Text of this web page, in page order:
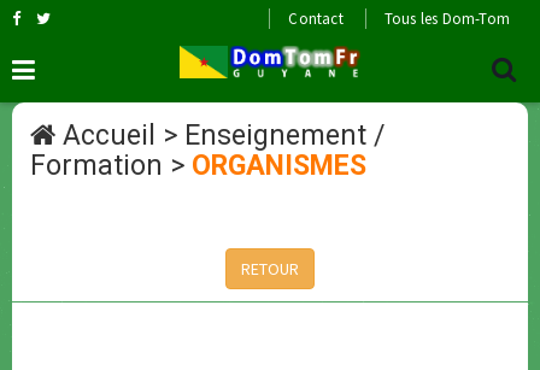
Contact Tous les Dom-Tom
Accueil > Enseignement /
Formation > ORGANISMES
RETOUR